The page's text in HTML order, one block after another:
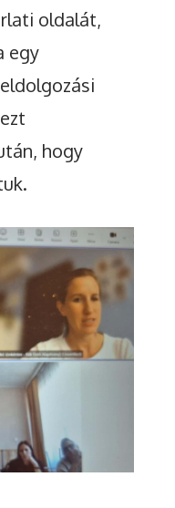
oldalát,
egy
hogy